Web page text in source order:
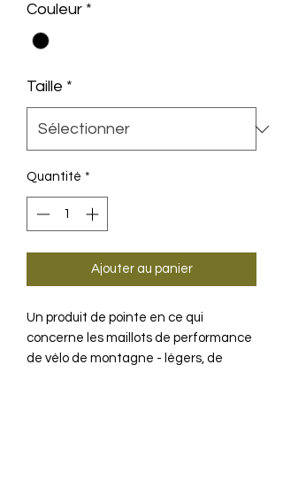
Couleur *
Taille *
Quantité *
Ajouter au panier
Un produit de pointe en ce qui
concerne les maillots de performance
de vélo de montagne - légers, de